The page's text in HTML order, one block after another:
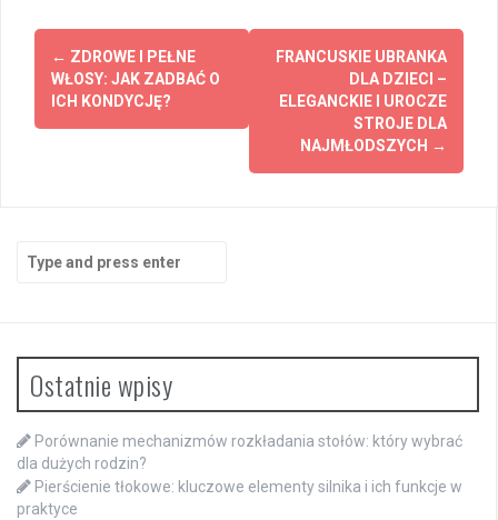
Post
navigation
← ZDROWE I PEŁNE
WŁOSY: JAK ZADBAĆ O
ICH KONDYCJĘ?
FRANCUSKIE UBRANKA
DLA DZIECI –
ELEGANCKIE I UROCZE
STROJE DLA
NAJMŁODSZYCH →
Search
for:
Ostatnie wpisy
Porównanie mechanizmów rozkładania stołów: który wybrać
dla dużych rodzin?
Pierścienie tłokowe: kluczowe elementy silnika i ich funkcje w
praktyce